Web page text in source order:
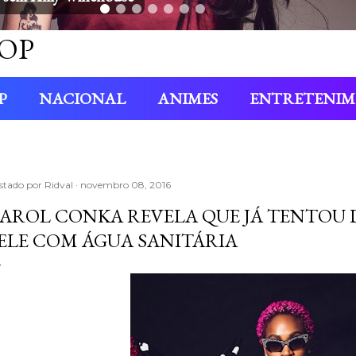
NACIONAL ANIMES
por Ridval novembro 08, 2016
CONKA REVELA QUE JÁ TENTOU
COM ÁGUA SANITÁRIA